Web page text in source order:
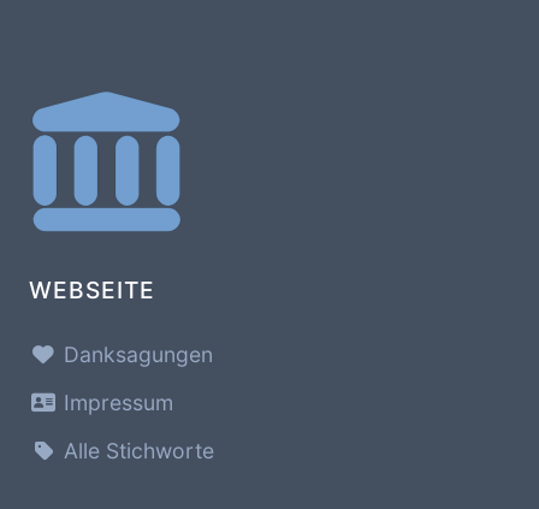
WEBSEITE
Danksagungen
Impressum
Alle Stichworte